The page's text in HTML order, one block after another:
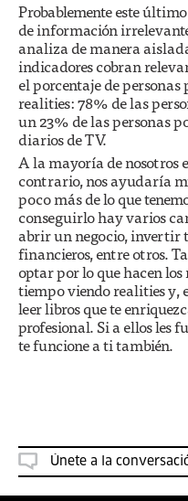
Probablemente este
de información
analiza de manera
indicadores cobran
el porcentaje de personas
realities: 78% de las
un 23% de las personas
diarios de TV.
A la mayoría de nosotros
contrario, nos ayudaría
poco más de lo que
conseguirlo hay varios
abrir un negocio, invertir
financieros, entre otros.
optar por lo que hacen
tiempo viendo realities y,
leer libros que te
profesional. Si a ellos les
te funcione a ti también.
Únete a la